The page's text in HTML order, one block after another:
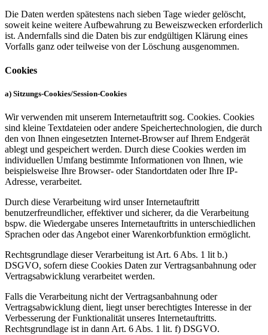
Die Daten werden spätestens nach sieben Tage wieder gelöscht,
soweit keine weitere Aufbewahrung zu Beweiszwecken erforderlich
ist. Andernfalls sind die Daten bis zur endgültigen Klärung eines
Vorfalls ganz oder teilweise von der Löschung ausgenommen.
Cookies
a) Sitzungs-Cookies/Session-Cookies
Wir verwenden mit unserem Internetauftritt sog. Cookies. Cookies
sind kleine Textdateien oder andere Speichertechnologien, die durch
den von Ihnen eingesetzten Internet-Browser auf Ihrem Endgerät
ablegt und gespeichert werden. Durch diese Cookies werden im
individuellen Umfang bestimmte Informationen von Ihnen, wie
beispielsweise Ihre Browser- oder Standortdaten oder Ihre IP-
Adresse, verarbeitet.
Durch diese Verarbeitung wird unser Internetauftritt
benutzerfreundlicher, effektiver und sicherer, da die Verarbeitung
bspw. die Wiedergabe unseres Internetauftritts in unterschiedlichen
Sprachen oder das Angebot einer Warenkorbfunktion ermöglicht.
Rechtsgrundlage dieser Verarbeitung ist Art. 6 Abs. 1 lit b.)
DSGVO, sofern diese Cookies Daten zur Vertragsanbahnung oder
Vertragsabwicklung verarbeitet werden.
Falls die Verarbeitung nicht der Vertragsanbahnung oder
Vertragsabwicklung dient, liegt unser berechtigtes Interesse in der
Verbesserung der Funktionalität unseres Internetauftritts.
Rechtsgrundlage ist in dann Art. 6 Abs. 1 lit. f) DSGVO.